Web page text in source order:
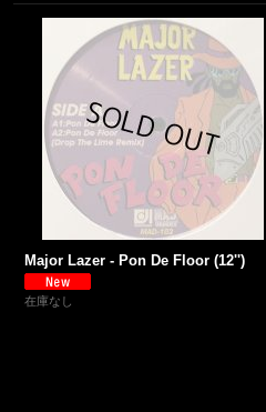
Major Lazer - Pon De Floor (12'')
在庫なし